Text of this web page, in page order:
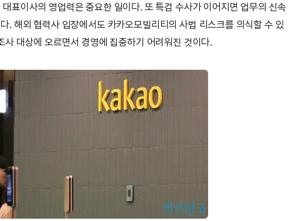
표이사의 영업력은 중요한 일이다. 또 특검 수사가 이어지면 업무의 신속
. 해외 협력사 입장에서도 카카오모빌리티의 사법 리스크를 의식할 수 있
사 대상에 오르면서 경영에 집중하기 어려워진 것이다.